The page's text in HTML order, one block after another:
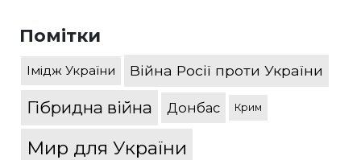
Помітки
Імідж України Війна Росії проти України
Гібридна війна Донбас Крим
Мир для України